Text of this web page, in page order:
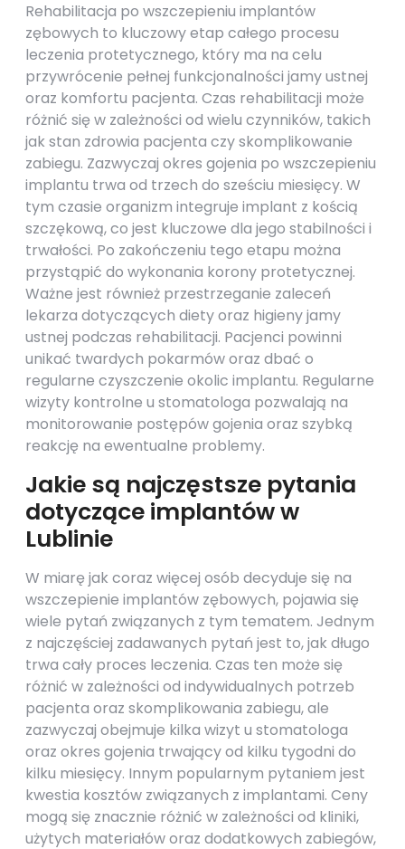
Rehabilitacja po wszczepieniu implantów
zębowych to kluczowy etap całego procesu
leczenia protetycznego, który ma na celu
przywrócenie pełnej funkcjonalności jamy ustnej
oraz komfortu pacjenta. Czas rehabilitacji może
różnić się w zależności od wielu czynników, takich
jak stan zdrowia pacjenta czy skomplikowanie
zabiegu. Zazwyczaj okres gojenia po wszczepieniu
implantu trwa od trzech do sześciu miesięcy. W
tym czasie organizm integruje implant z kością
szczękową, co jest kluczowe dla jego stabilności i
trwałości. Po zakończeniu tego etapu można
przystąpić do wykonania korony protetycznej.
Ważne jest również przestrzeganie zaleceń
lekarza dotyczących diety oraz higieny jamy
ustnej podczas rehabilitacji. Pacjenci powinni
unikać twardych pokarmów oraz dbać o
regularne czyszczenie okolic implantu. Regularne
wizyty kontrolne u stomatologa pozwalają na
monitorowanie postępów gojenia oraz szybką
reakcję na ewentualne problemy.
Jakie są najczęstsze pytania
dotyczące implantów w
Lublinie
W miarę jak coraz więcej osób decyduje się na
wszczepienie implantów zębowych, pojawia się
wiele pytań związanych z tym tematem. Jednym
z najczęściej zadawanych pytań jest to, jak długo
trwa cały proces leczenia. Czas ten może się
różnić w zależności od indywidualnych potrzeb
pacjenta oraz skomplikowania zabiegu, ale
zazwyczaj obejmuje kilka wizyt u stomatologa
oraz okres gojenia trwający od kilku tygodni do
kilku miesięcy. Innym popularnym pytaniem jest
kwestia kosztów związanych z implantami. Ceny
mogą się znacznie różnić w zależności od kliniki,
użytych materiałów oraz dodatkowych zabiegów,